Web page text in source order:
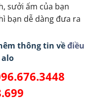
sưởi ấm của bạn
bạn dễ dàng đưa ra
thông tin vềđiều
alo